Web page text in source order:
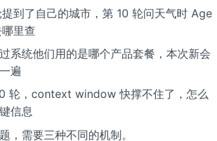
到了自己的城市，第 10 轮问天气时 Age
里查
系统他们用的是哪个产品套餐，本次新会
遍
轮，context window 快撑不住了，怎么
信息
，需要三种不同的机制。